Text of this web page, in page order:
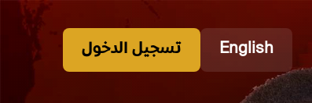
English تسجيل الدخول